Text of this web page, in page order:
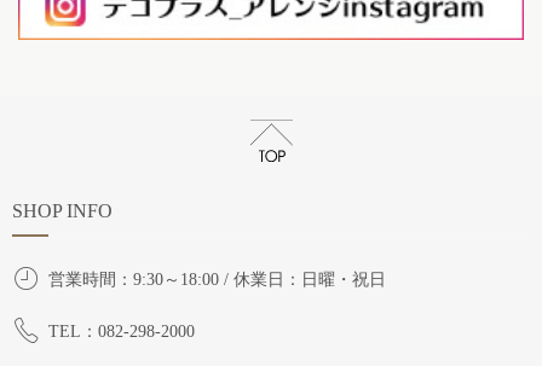
SHOP INFO
営業時間：9:30～18:00 / 休業日：日曜・祝日
TEL：082-298-2000